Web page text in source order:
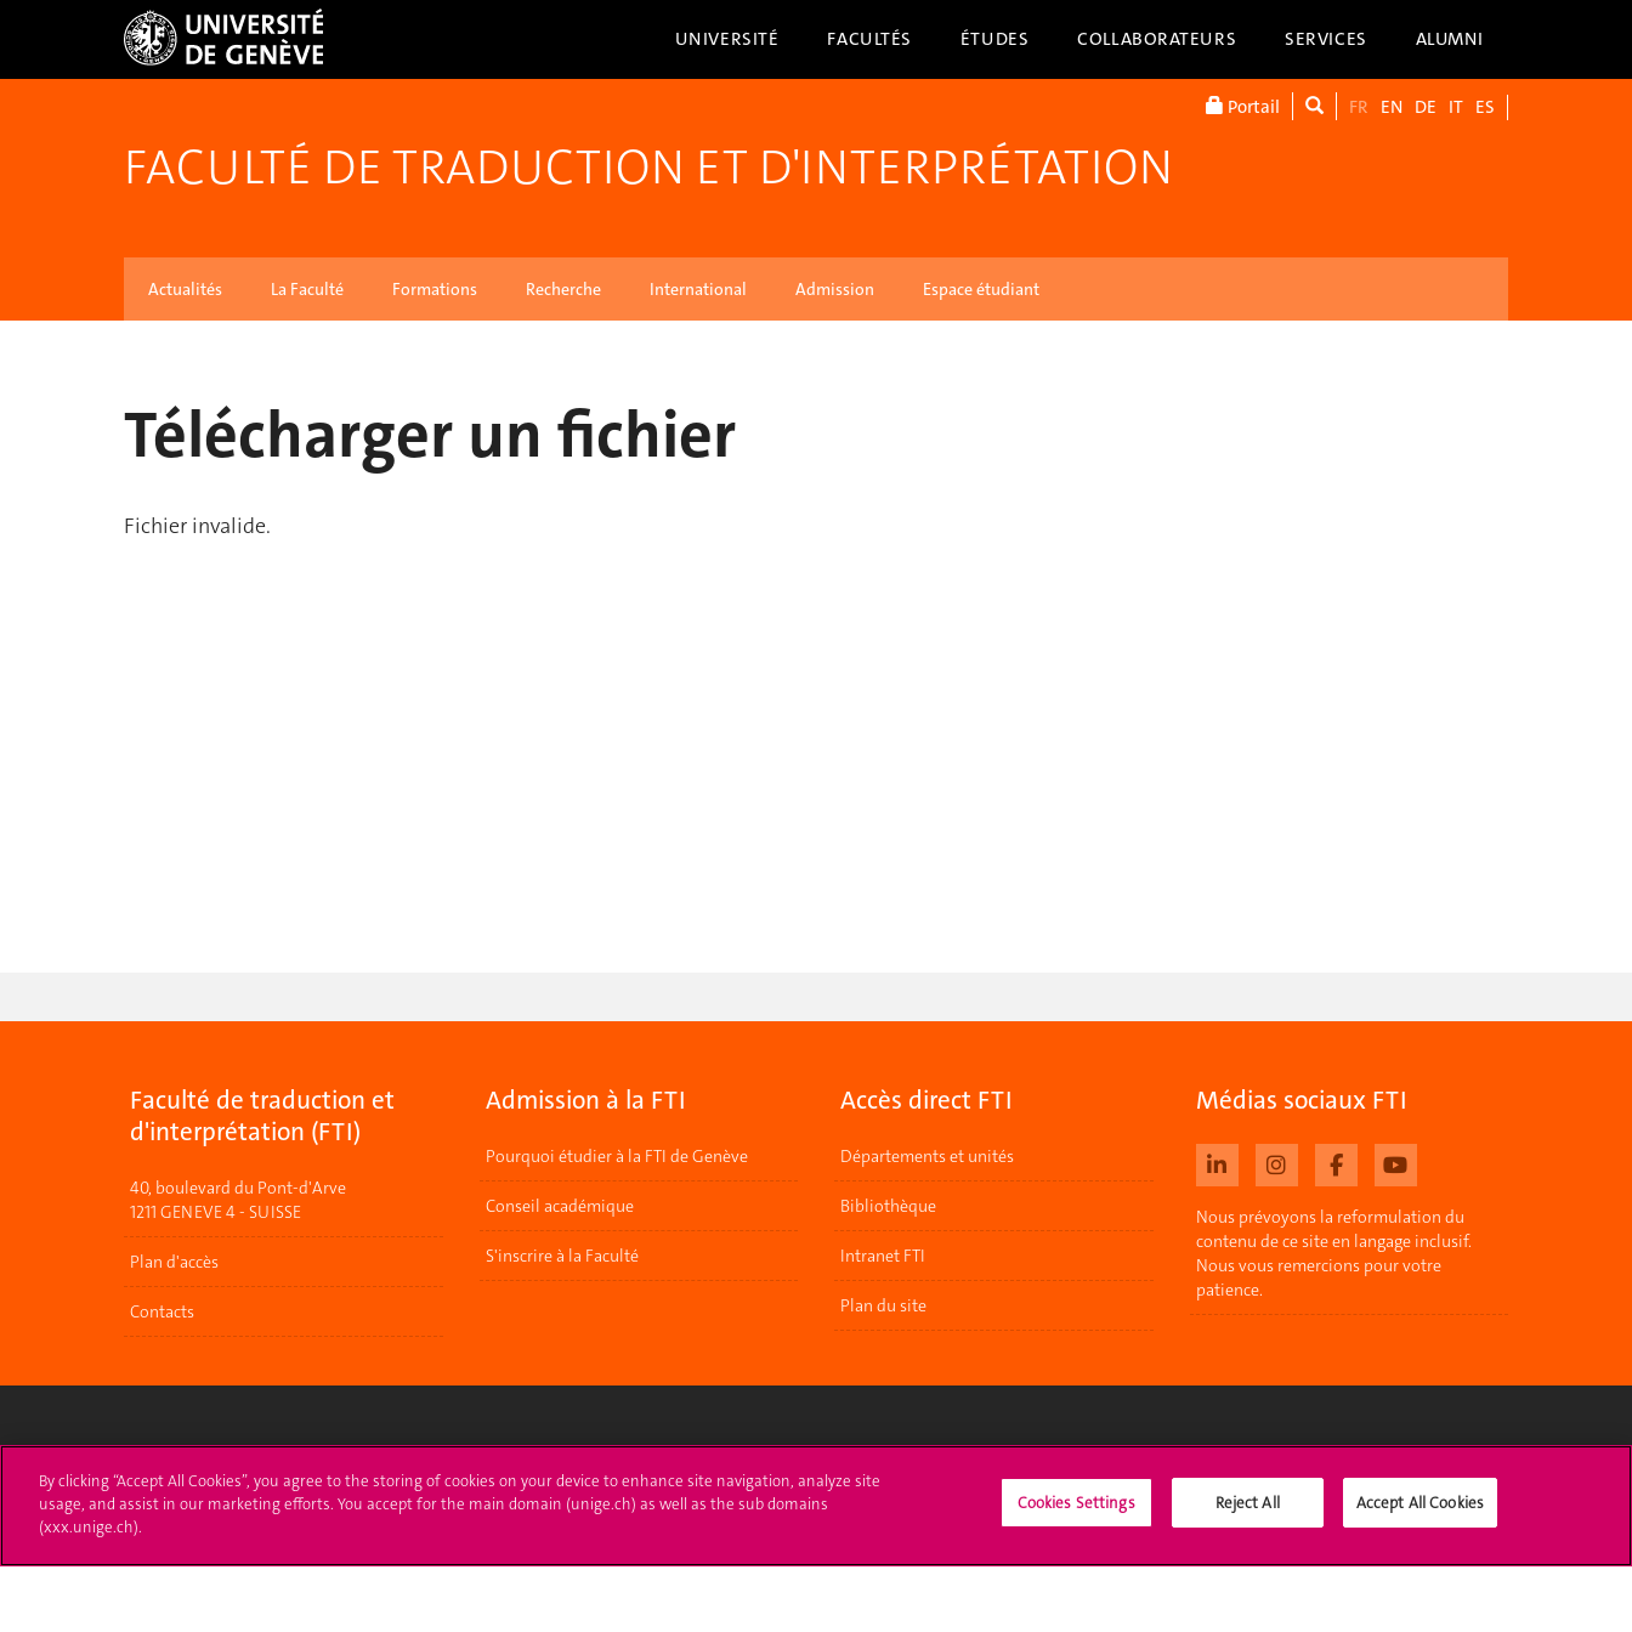
UNIVERSITÉ FACULTÉS ÉTUDES COLLABORATEURS SERVICES ALUMNI
Portail FR EN DE IT ES
FACULTÉ DE TRADUCTION ET D'INTERPRÉTATION
Actualités La Faculté Formations Recherche International Admission Espace étudiant
Télécharger un fichier
Fichier invalide.
Faculté de traduction et
d'interprétation (FTI)
40, boulevard du Pont-d'Arve
1211 GENEVE 4 - SUISSE
Plan d'accès
Contacts
Admission à la FTI
Pourquoi étudier à la FTI de Genève
Conseil académique
S'inscrire à la Faculté
Accès direct FTI
Départements et unités
Bibliothèque
Intranet FTI
Plan du site
Médias sociaux FTI
Nous prévoyons la reformulation du
contenu de ce site en langage inclusif.
Nous vous remercions pour votre
patience.
24 rue du Général-Dufour
T. +41 (0)22 379 71 11
Immatriculations
Démarches administratives Médias
By clicking “Accept All Cookies”, you agree to the storing of cookies on your device to enhance site navigation, analyze site
usage, and assist in our marketing efforts. You accept for the main domain (unige.ch) as well as the sub domains
(xxx.unige.ch).
Cookies Settings Reject All Accept All Cookies